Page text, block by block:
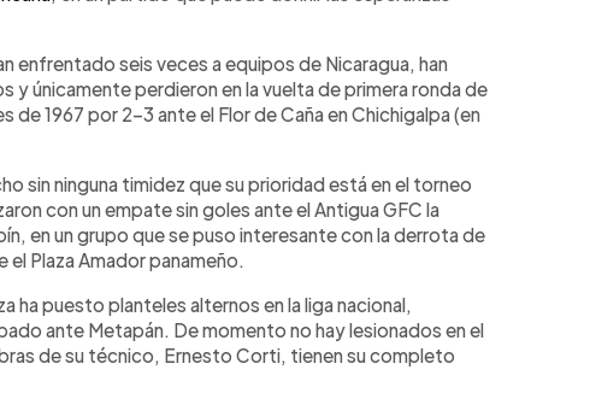
enfrentado seis veces a equipos de Nicaragua, han
y únicamente perdieron en la vuelta de primera ronda de
de 1967 por 2-3 ante el Flor de Caña en Chichigalpa (en
sin ninguna timidez que su prioridad está en el torneo
con un empate sin goles ante el Antigua GFC la
en un grupo que se puso interesante con la derrota de
Plaza Amador panameño.
ha puesto planteles alternos en la liga nacional,
ante Metapán. De momento no hay lesionados en el
de su técnico, Ernesto Corti, tienen su completo